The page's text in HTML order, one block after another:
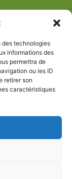
des technologies
informations des
permettra de
ou les ID
retirer son
caractéristiques
POINT DE